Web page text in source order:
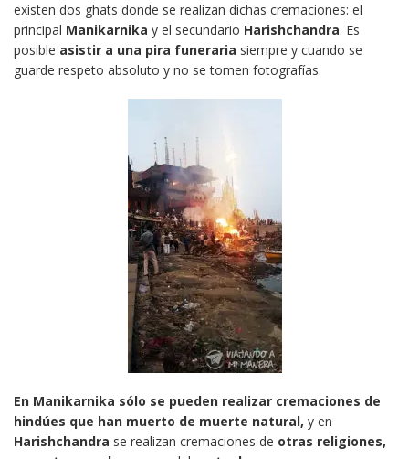
existen dos ghats donde se realizan dichas cremaciones: el
principal Manikarnika y el secundario Harishchandra. Es
posible asistir a una pira funeraria siempre y cuando se
guarde respeto absoluto y no se tomen fotografías.
En Manikarnika sólo se pueden realizar cremaciones de
hindúes que han muerto de muerte natural, y en
Harishchandra se realizan cremaciones de otras religiones,